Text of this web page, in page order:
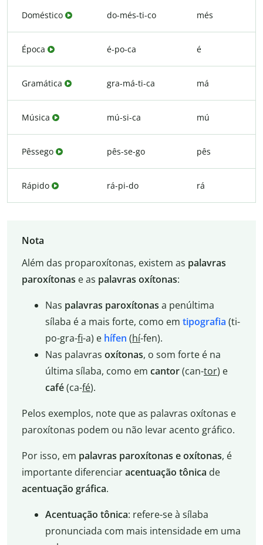
Doméstico do-més-ti-co més
Época é-po-ca é
Gramática gra-má-ti-ca má
Música mú-si-ca mú
Pêssego pês-se-go pês
Rápido rá-pi-do rá
Nota
Além das proparoxítonas, existem as palavras
paroxítonas e as palavras oxítonas:
Nas palavras paroxítonas a penúltima
sílaba é a mais forte, como em tipografia (ti-
po-gra-fi-a) e hífen (hí-fen).
Nas palavras oxítonas, o som forte é na
última sílaba, como em cantor(can-tor) e
café(ca-fé).
Pelos exemplos, note que as palavras oxítonas e
paroxítonas podem ou não levar acento gráfico.
Por isso, em palavras paroxítonas e oxítonas, é
importante diferenciaracentuação tônica de
acentuação gráfica.
Acentuação tônica: refere-se à sílaba
pronunciada com mais intensidade em uma